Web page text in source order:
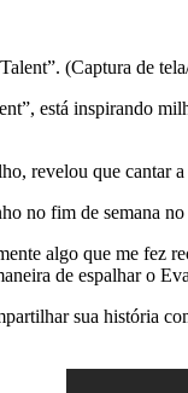
(Captura de
está inspirando
revelou que cantar
no fim de semana
algo que me fez
de espalhar o
sua história